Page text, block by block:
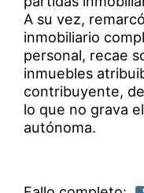
A su vez,
inmobiliario
personal, recae
inmuebles
contribuyente,
lo que no grava
autónoma.